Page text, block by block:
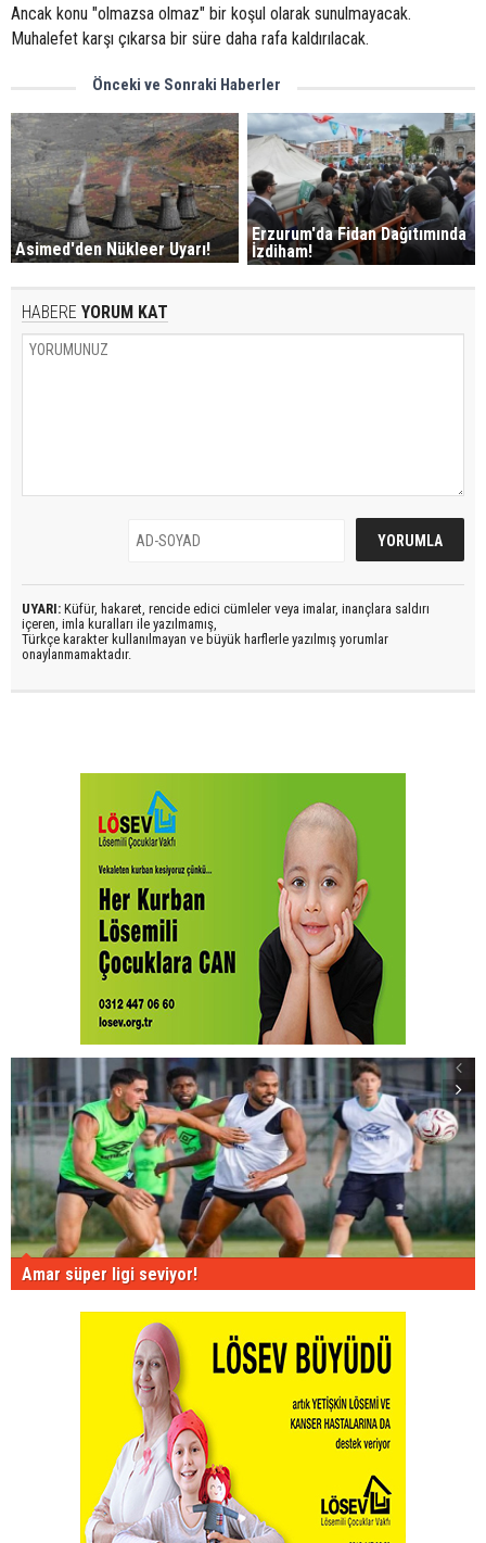
Ancak konu "olmazsa olmaz" bir koşul olarak sunulmayacak.
Muhalefet karşı çıkarsa bir süre daha rafa kaldırılacak.
Önceki ve Sonraki Haberler
Asimed'den Nükleer Uyarı!
Erzurum'da Fidan Dağıtımında
İzdiham!
HABERE YORUM KAT
UYARI: Küfür, hakaret, rencide edici cümleler veya imalar, inançlara saldırı
içeren, imla kuralları ile yazılmamış,
Türkçe karakter kullanılmayan ve büyük harflerle yazılmış yorumlar
onaylanmamaktadır.
Amar süper ligi seviyor!